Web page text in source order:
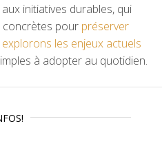
initiatives durables, qui
concrètes pour préserver
explorons les enjeux actuels
à adopter au quotidien.